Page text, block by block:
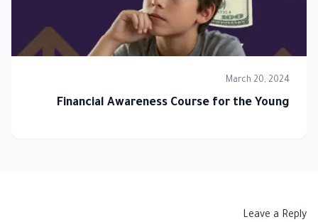
March 20, 2024
Financial Awareness Course for the Young
Leave a Reply